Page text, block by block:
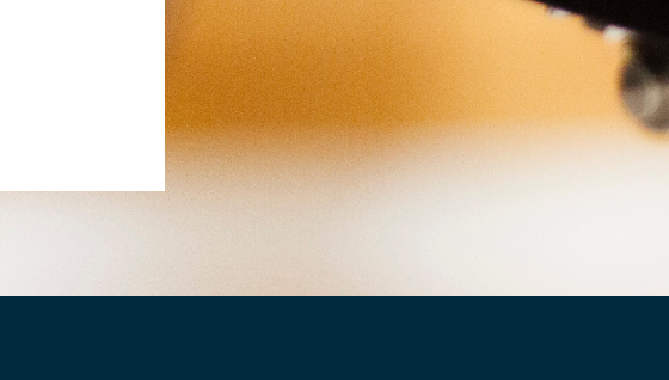
Photo
View on Facebook Share
Live in Maasland
4 months ago
10 jarig jubileum stichting
Maasland’